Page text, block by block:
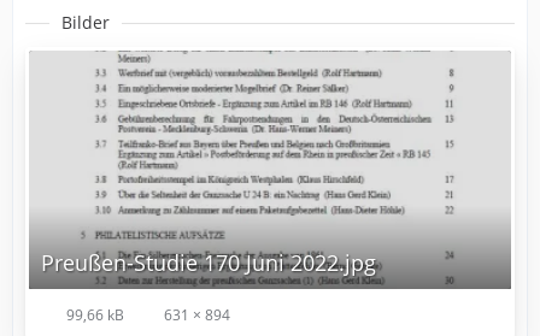
Bilder
Preußen-Studie 170 Juni 2022.jpg
99,66 kB 631 × 894